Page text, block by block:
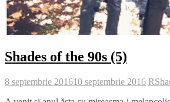
Shades of the 90s (5)
8 septembrie 201610 septembrie 2016 R